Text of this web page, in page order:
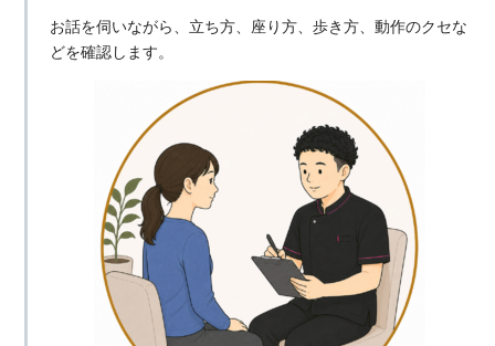
お話を伺いながら、立ち方、座り方、歩き方、動作のクセな
どを確認します。